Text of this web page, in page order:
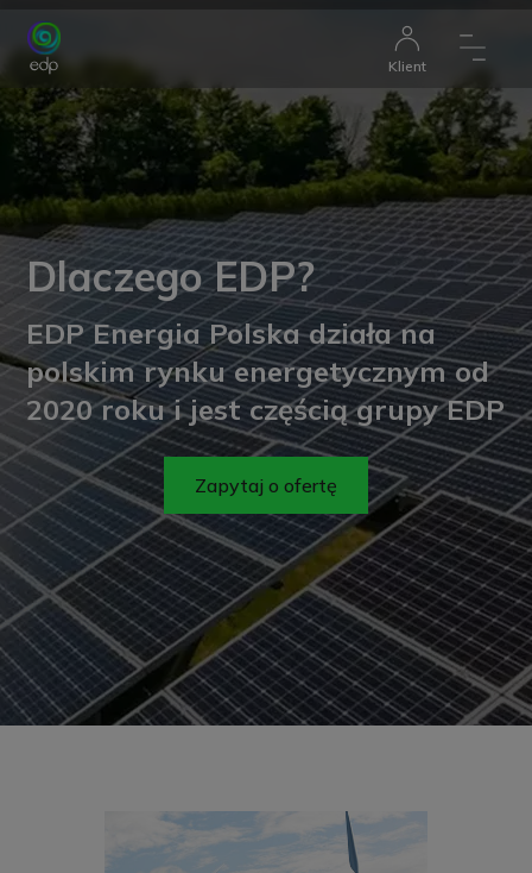
Klient
Dlaczego EDP?
EDP Energia Polska działa na
polskim rynku energetycznym od
2020 roku i jest częścią grupy EDP
Zapytaj o ofertę